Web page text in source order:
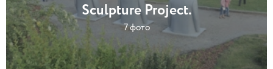
Sculpture Project.
7 фото